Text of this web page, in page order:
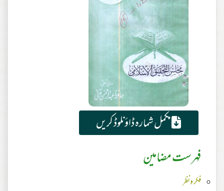
مکمل شمارہ ڈاؤنلوڈ کریں
فہرست مضامین
فکر ونظر